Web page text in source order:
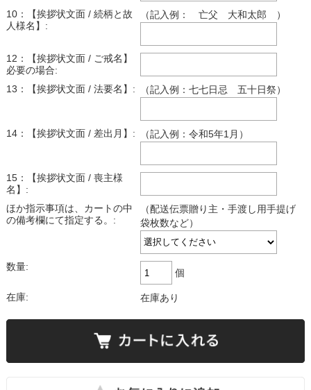
10：【挨拶状文面 / 続柄と故
人様名】:
（記入例： 亡父 大和太郎 ）
12：【挨拶状文面 / ご戒名】
必要の場合:
13：【挨拶状文面 / 法要名】:
（記入例：七七日忌 五十日祭）
14：【挨拶状文面 / 差出月】: （記入例：令和5年1月）
15：【挨拶状文面 / 喪主様
名】:
ほか指示事項は、カートの中
の備考欄にて指定する。:
（配送伝票贈り主・手渡し用手提げ
袋枚数など）
数量:
個
在庫: 在庫あり